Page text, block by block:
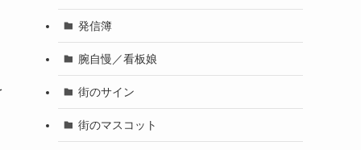
発信簿
腕自慢／看板娘
街のサイン
街のマスコット